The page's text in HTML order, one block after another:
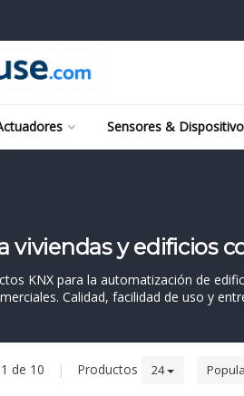
Sensores &
viviendas y edificios
KNX para la automatización de
Calidad, facilidad de uso y
de 10 | Productos 24